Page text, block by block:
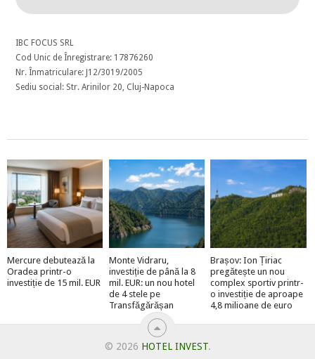
IBC FOCUS SRL
Cod Unic de Înregistrare: 17876260
Nr. Înmatriculare: J12/3019/2005
Sediu social: Str. Arinilor 20, Cluj-Napoca
Mercure debutează la
Oradea printr-o
investiție de 15 mil. EUR
Monte Vidraru,
investiție de până la 8
mil. EUR: un nou hotel
de 4 stele pe
Transfăgărășan
Brașov: Ion Țiriac
pregătește un nou
complex sportiv printr-
o investiție de aproape
4,8 milioane de euro
© 2026 HOTEL INVEST.